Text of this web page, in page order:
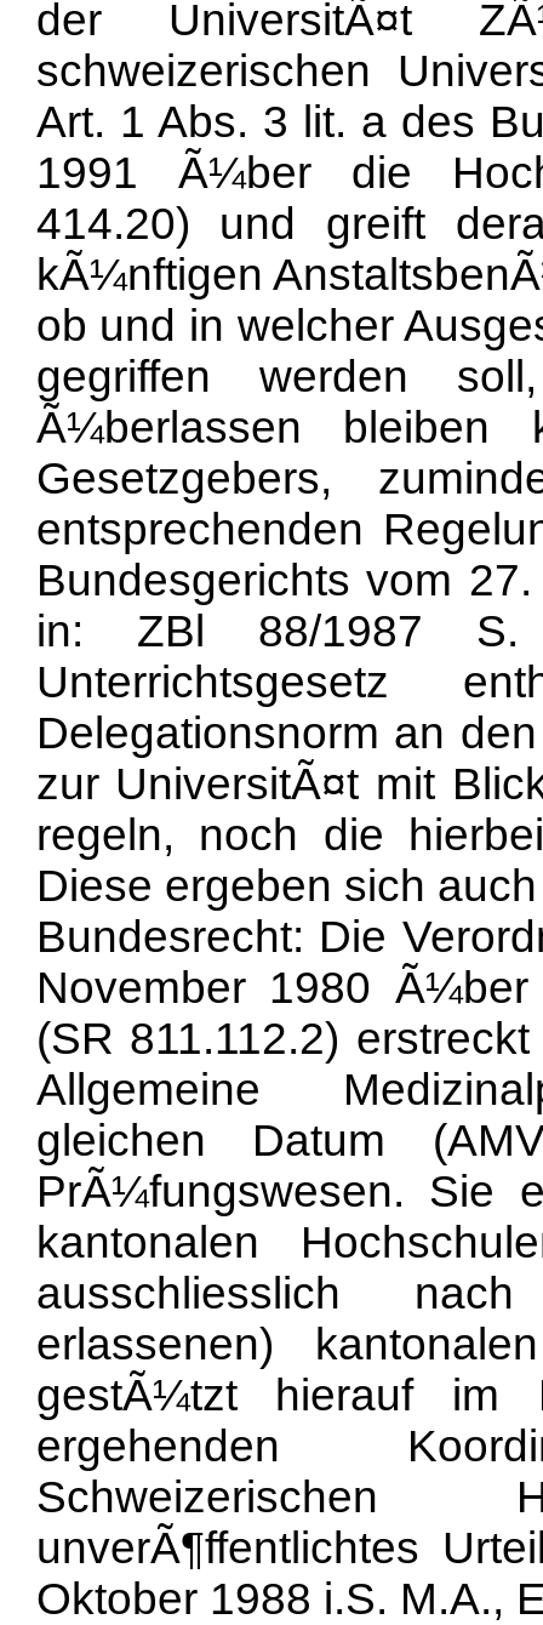
der UniversitÃ¤t
schweizerischen
Art. 1 Abs. 3 lit. a des
1991 Ã¼ber die
414.20) und greift
kÃ¼nftigen
ob und in welcher
gegriffen werden
Ã¼berlassen
Gesetzgebers,
entsprechenden
Bundesgerichts vom
in: ZBl 88/1987
Unterrichtsgesetz
Delegationsnorm an
zur UniversitÃ¤t mit
regeln, noch die
Diese ergeben sich
Bundesrecht: Die
November 1980
(SR 811.112.2)
Allgemeine
gleichen Datum
PrÃ¼fungswesen. Sie
kantonalen
ausschliesslich
erlassenen)
gestÃ¼tzt hierauf im
ergehenden
Schweizerischen
unverÃ¶ffentlichtes
Oktober 1988 i.S. M.A.,